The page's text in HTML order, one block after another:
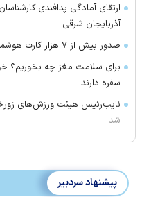
ارتقای آمادگی پدافندی
آذربایجان شرقی
صدور بیش از ۷ هزار کارت هوشمند سوخت در آذربایجان شرقی
برای سلامت مغز چه بخوریم؟
سفره دارند
نایب‌رئیس هیئت ورزش‌های
شد
پیشنهاد سردبیر